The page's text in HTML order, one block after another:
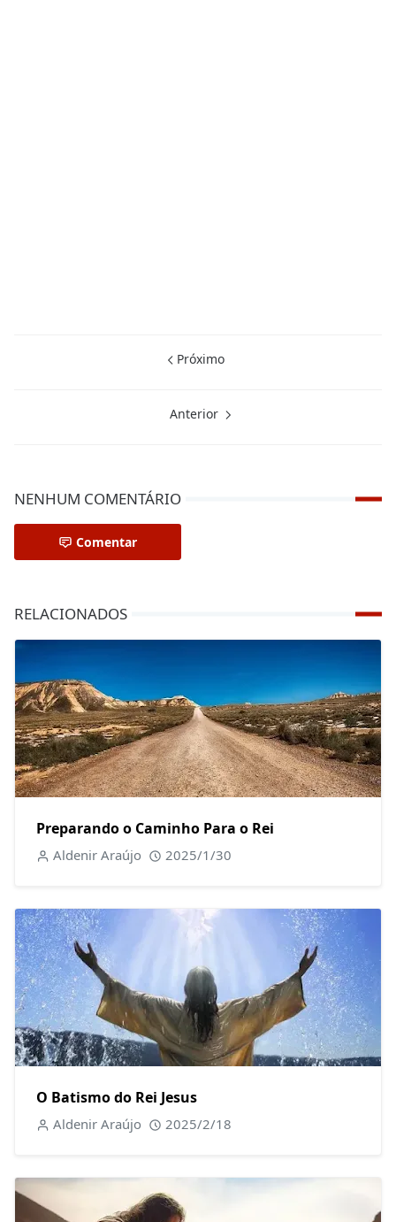
Próximo
Anterior
NENHUM COMENTÁRIO
Comentar
RELACIONADOS
Preparando o Caminho Para o Rei
Aldenir Araújo 2025/1/30
O Batismo do Rei Jesus
Aldenir Araújo 2025/2/18